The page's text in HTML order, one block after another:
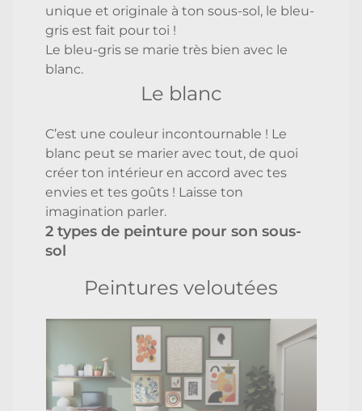
unique et originale à ton sous-sol, le bleu-
gris est fait pour toi !
Le bleu-gris se marie très bien avec le
blanc.
Le blanc
C’est une couleur incontournable ! Le
blanc peut se marier avec tout, de quoi
créer ton intérieur en accord avec tes
envies et tes goûts ! Laisse ton
imagination parler.
2 types de peinture pour son sous-
sol
Peintures veloutées